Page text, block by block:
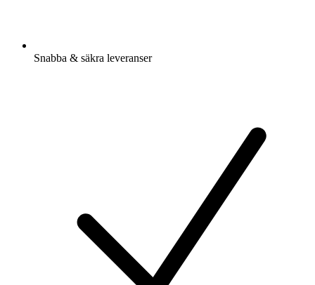
Snabba & säkra leveranser